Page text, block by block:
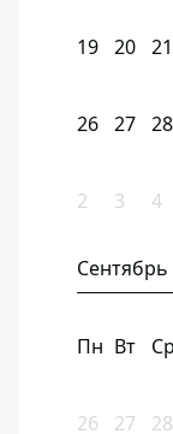
19 20 21
26 27 28
2 3 4
Сентябрь
Пн Вт Ср
26 27 28